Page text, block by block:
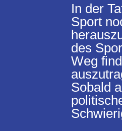
In der
Sport
des
Weg
Sobald